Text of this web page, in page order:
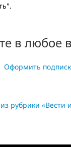
в любое
Оформить
рубрики «Вести